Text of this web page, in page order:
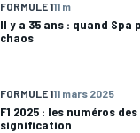
FORMULE 111 m
Il y a 35 ans : quand
chaos
FORMULE 111 mars 2025
F1 2025 : les numéros
signification